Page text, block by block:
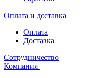
Оплата и доставка
Оплата
Доставка
Сотрудничество
Компания